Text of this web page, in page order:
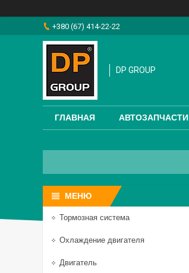
+380 (67) 414-22-22
DP GROUP
ГЛАВНАЯ АВТОЗАПЧАСТИ
Тормозная система
Охлаждение двигателя
Двигатель